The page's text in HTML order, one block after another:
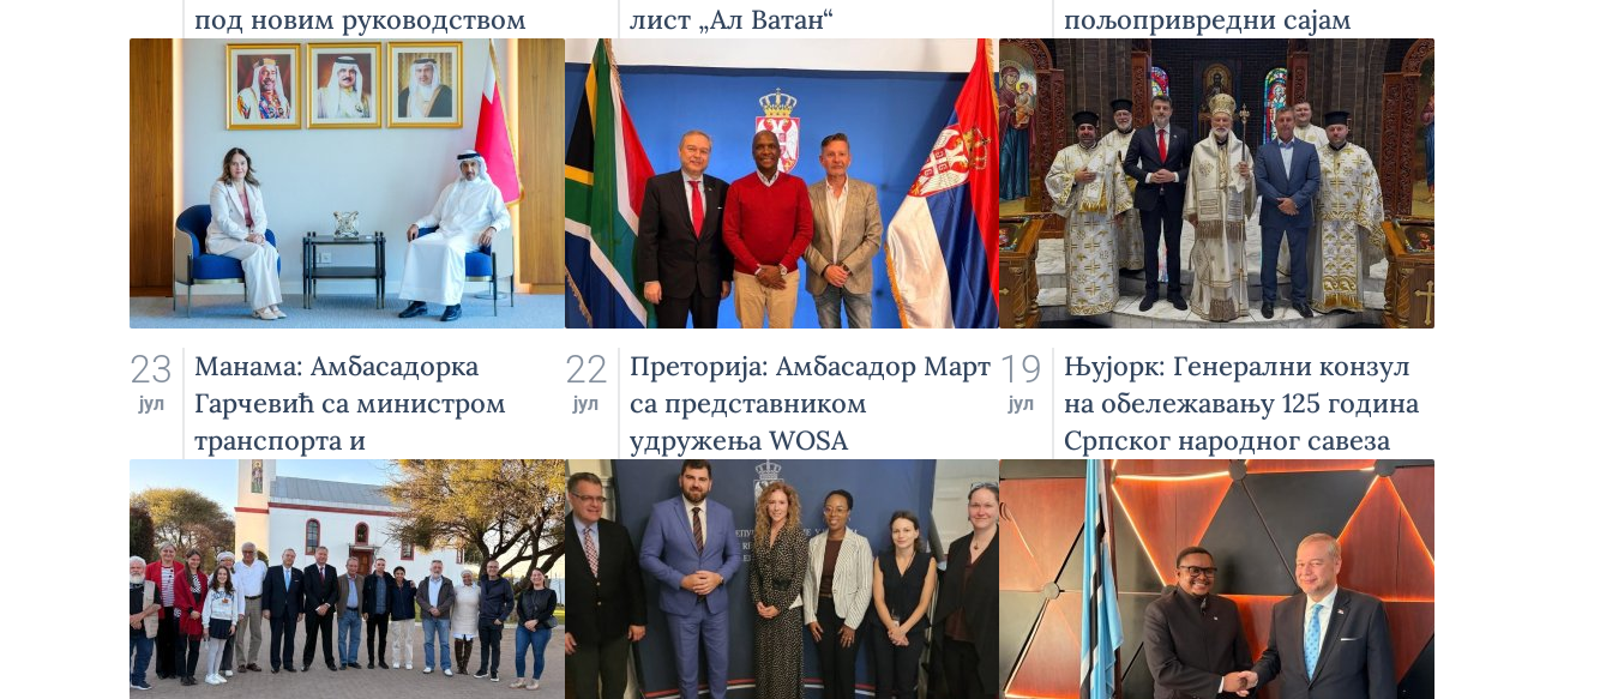
под новим руководством
лист „Ал Ватан“
пољопривредни сајам
„Рурал“
23
јул
Манама: Амбасадорка
Гарчевић са министром
транспорта и
телекомуникација Бахреина
22
јул
Преторија: Амбасадор Март
са представником
удружења WOSA
19
јул
Њујорк: Генерални конзул
на обележавању 125 година
Српског народног савеза